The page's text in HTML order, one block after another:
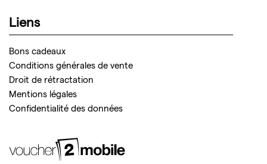
Liens
Bons cadeaux
Conditions générales de vente
Droit de rétractation
Mentions légales
Confidentialité des données